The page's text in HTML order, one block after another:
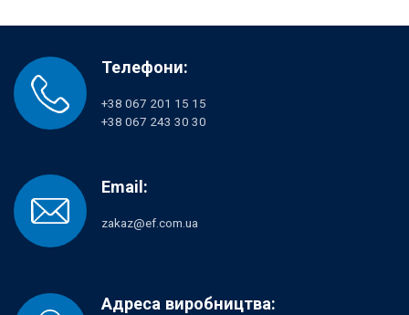
Телефони:
+38 067 201 15 15
+38 067 243 30 30
Email:
zakaz@ef.com.ua
Адреса виробництва: